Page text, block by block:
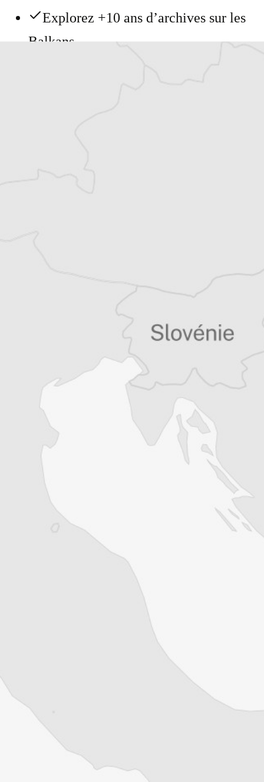
Explorez +10 ans d’archives sur les
Balkans